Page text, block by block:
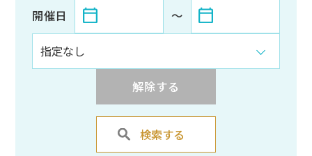
開催日 〜
解除する
検索する